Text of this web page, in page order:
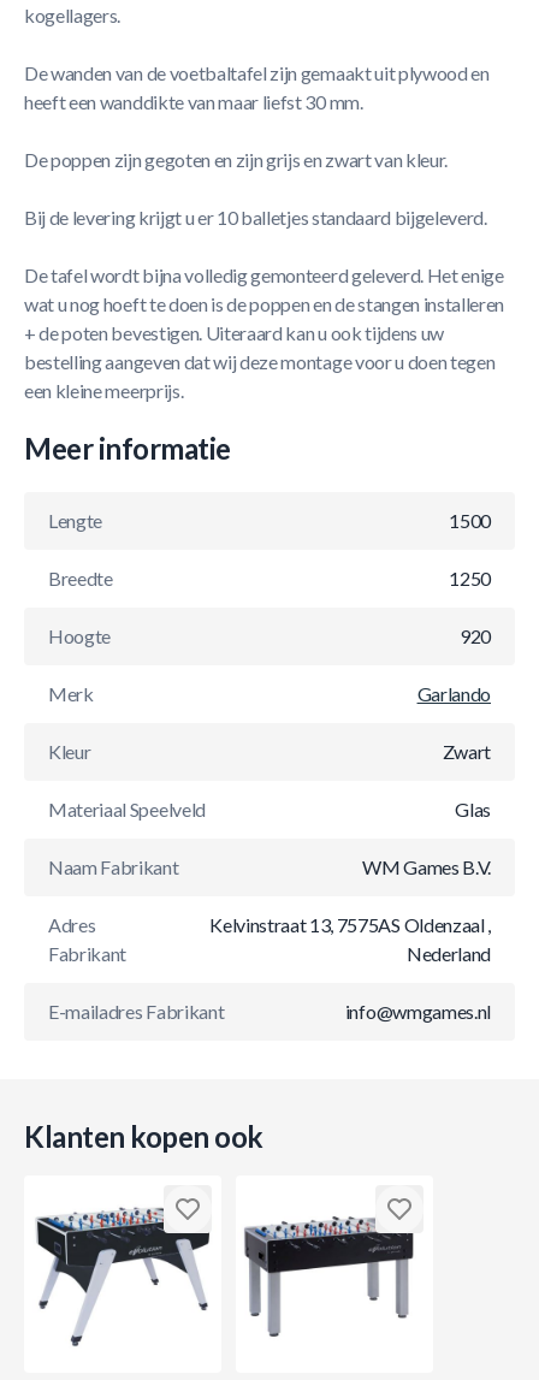
kogellagers.
De wanden van de voetbaltafel zijn gemaakt uit plywood en
heeft een wanddikte van maar liefst 30 mm.
De poppen zijn gegoten en zijn grijs en zwart van kleur.
Bij de levering krijgt u er 10 balletjes standaard bijgeleverd.
De tafel wordt bijna volledig gemonteerd geleverd. Het enige
wat u nog hoeft te doen is de poppen en de stangen installeren
+ de poten bevestigen. Uiteraard kan u ook tijdens uw
bestelling aangeven dat wij deze montage voor u doen tegen
een kleine meerprijs.
Meer informatie
Lengte 1500
Breedte 1250
Hoogte 920
Merk Garlando
Kleur Zwart
Materiaal Speelveld Glas
Naam Fabrikant WM Games B.V.
Adres
Fabrikant
Kelvinstraat 13, 7575AS Oldenzaal ,
Nederland
E-mailadres Fabrikant info@wmgames.nl
Klanten kopen ook